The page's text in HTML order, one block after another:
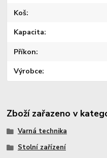
Koš
Kapacita
Příkon
Výrobce
Zboží zařazeno v
Varná technika
Stolní zařízení